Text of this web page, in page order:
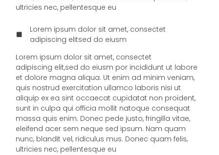
ultricies nec, pellentesque eu
Lorem ipsum dolor sit amet, consectet
adipiscing elitsed do eiusm
Lorem ipsum dolor sit amet, consectet
adipiscing elit,sed do eiusm por incididunt ut labore
et dolore magna aliqua. Ut enim ad minim veniam,
quis nostrud exercitation ullamco laboris nisi ut
aliquip ex ea sint occaecat cupidatat non proident,
sunt in culpa qui officia mollit natoque consequat
massa quis enim. Donec pede justo, fringilla vitae,
eleifend acer sem neque sed ipsum. Nam quam
nunc, blandit vel, ridiculus mus. Donec quam felis,
ultricies nec, pellentesque eu